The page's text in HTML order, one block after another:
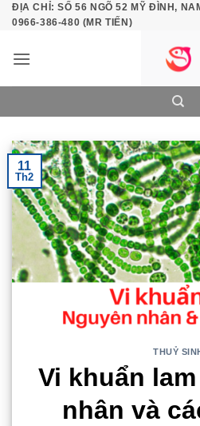
Bỏ
qua
dung
ĐỊA CHỈ: SỐ 56 NGÕ 52 MỸ ĐÌNH,
0966-386-480 (MR TIẾN)
11
Th2
THUỶ
Vi khuẩn
nhân và